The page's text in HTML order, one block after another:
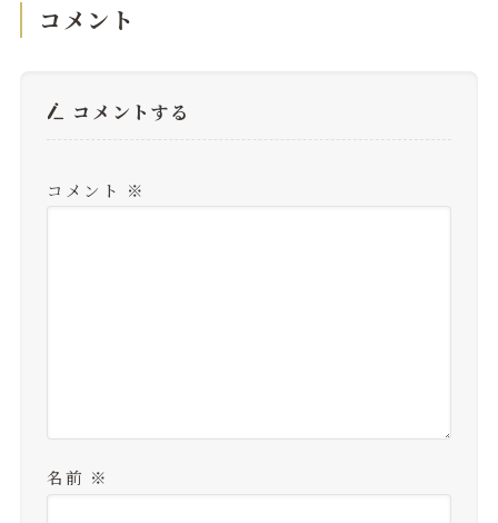
コメント
コメントする
コメント ※
名前 ※